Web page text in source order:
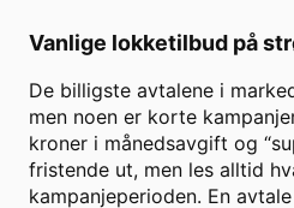
Vanlige lokketilbud på
De billigste avtalene i
men noen er korte
kroner i månedsavgift og
fristende ut, men les alltid
kampanjeperioden. En